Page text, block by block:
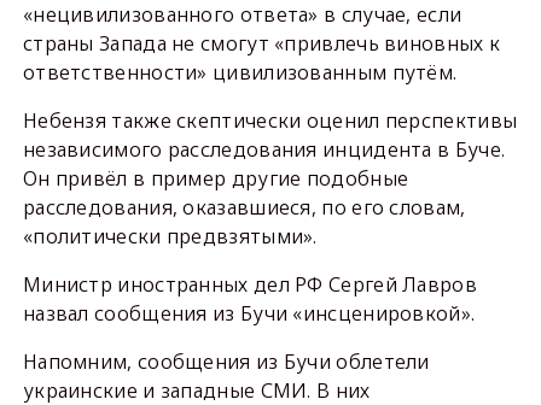
«нецивилизованного ответа» в случае, если
страны Запада не смогут «привлечь виновных к
ответственности» цивилизованным путём.
Небензя также скептически оценил перспективы
независимого расследования инцидента в Буче.
Он привёл в пример другие подобные
расследования, оказавшиеся, по его словам,
«политически предвзятыми».
Министр иностранных дел РФ Сергей Лавров
назвал сообщения из Бучи «инсценировкой».
Напомним, сообщения из Бучи облетели
украинские и западные СМИ. В них